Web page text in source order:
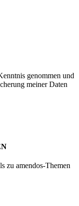
genommen und
meiner Daten
zu amendos-Themen